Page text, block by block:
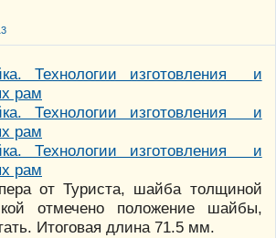
от Туриста, шайба толщиной
отмечено положение шайбы,
Итоговая длина 71.5 мм.